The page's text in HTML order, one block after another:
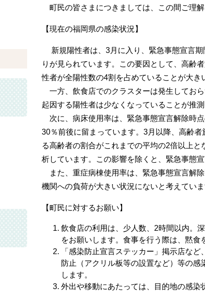
町民の皆さまにつきましては、この間ご理
【現在の福岡県の感染状況】
新規陽性者は、3月に入り、緊急事態宣言期
りが見られています。この要因として、高齢
性者が全陽性数の4割を占めていることが大き
一方、飲食店でのクラスターは発生してお
起因する陽性者は少なくなっていることが推測
次に、病床使用率は、緊急事態宣言解除時
30％前後に留まっています。3月以降、高齢
る高齢者の割合がこれまでの平均の2倍以上
析しています。この影響を除くと、緊急事態
また、重症病棟使用率は、緊急事態宣言解
機関への負荷が大きい状況にないと考えていま
【町民に対するお願い】
飲食店の利用は、少人数、2時間以内。
をお願いします。食事を行う際は、黙食
「感染防止宣言ステッカー」掲示店な
防止（アクリル板等の設置など）等の
します。
外出や移動にあたっては、目的地の感染